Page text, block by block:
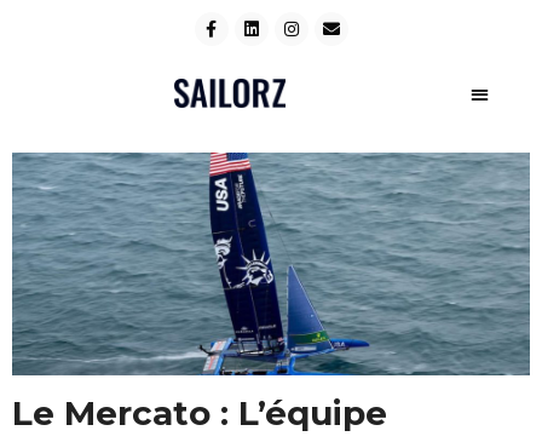
Le Mercato : L’équipe